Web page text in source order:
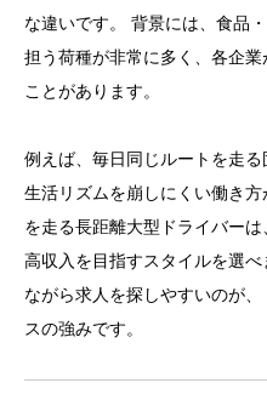
な違いです。 背景には、食品
担う荷種が非常に多く、各企
ことがあります。
例えば、毎日同じルートを走る
生活リズムを崩しにくい働き
を走る長距離大型ドライバー
高収入を目指すスタイルを選
ながら求人を探しやすいのが
スの強みです。